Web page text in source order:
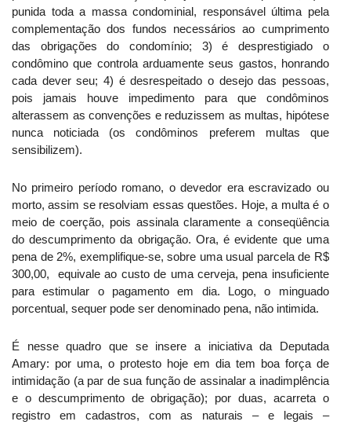
punida toda a massa condominial, responsável última pela
complementação dos fundos necessários ao cumprimento
das obrigações do condomínio; 3) é desprestigiado o
condômino que controla arduamente seus gastos, honrando
cada dever seu; 4) é desrespeitado o desejo das pessoas,
pois jamais houve impedimento paraque condôminos
alterassem as convenções e reduzissem as multas, hipótese
nunca noticiada (os condôminos preferem multas que
sensibilizem).
No primeiro período romano, o devedor era escravizado ou
morto, assim se resolviam essas questões. Hoje, a multa é o
meio de coerção, pois assinala claramente a conseqüência
do descumprimento da obrigação. Ora, é evidente que uma
pena de 2%, exemplifique-se, sobre uma usual parcela de R$
300,00,
equivale ao custo de uma cerveja, pena insuficiente
para estimular o pagamentoem dia. Logo, o minguado
porcentual, sequer pode ser denominado pena, não intimida.
É nesse quadro que se insere a iniciativa da Deputada
Amary: por uma, o protesto hoje em dia tem boa força de
intimidação (a par de sua função de assinalar a inadimplência
e o descumprimento de obrigação); por duas, acarreta o
registro em cadastros, com as naturais – e legais –